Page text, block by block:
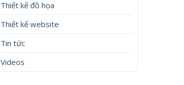
Thiết kế đồ họa
Thiết kế website
Tin tức
Videos